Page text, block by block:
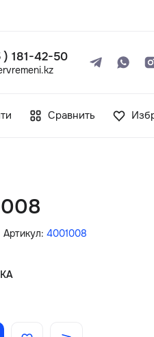
) 181-42-50
Сравнить
Артикул: 4001008